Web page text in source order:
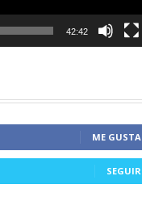
42:42
ME GUSTA
SEGUIR